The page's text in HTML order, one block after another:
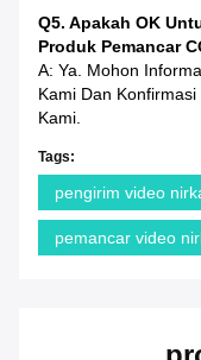
Q5. Apakah OK
Produk Pemancar
A: Ya. Mohon
Kami Dan
Kami.
Tags:
pengirim video
pemancar video